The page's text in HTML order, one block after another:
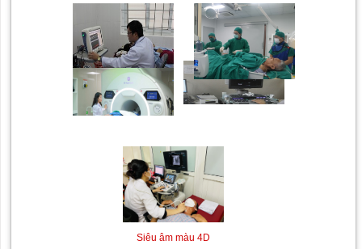
Máy chụp cộng hưởng từ
MRI
Siêu âm Doppler xuyên
sọ
Máy siêu âm tim
Kỹ thuật chụp mạch máu
não bằng hệ thống chụp
Siêu âm màu 4D